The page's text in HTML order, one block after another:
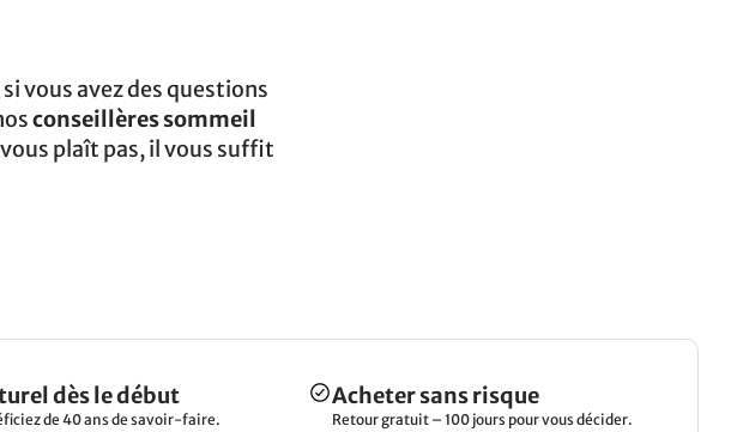
vous avez des questions
conseillères sommeil
plaît pas, il vous suffit
dès le début
de 40 ans de savoir-faire.
Acheter sans risque
Retour gratuit – 100 jours pour vous décider.